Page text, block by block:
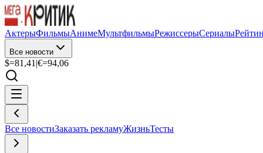
АктерыФильмыАнимеМультфильмыРежиссерыСериалы
Все новости
$=81,41 |€=94,06
Все новостиЗаказать рекламуЖизньТесты